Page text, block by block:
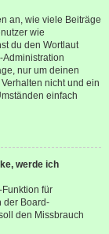
an, wie viele Beiträge
wie
du den Wortlaut
nur um deinen
nicht und ein
einfach
werde ich
für
der Board-
den Missbrauch